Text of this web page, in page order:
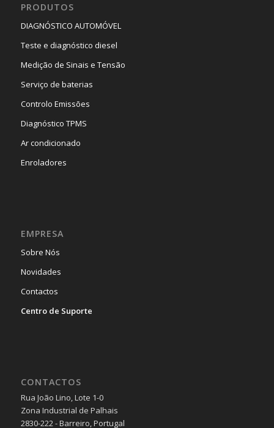
PRODUTOS
DIAGNÓSTICO AUTOMÓVEL
Teste e diagnóstico diesel
Medição de Sinais e Tensão
Serviço de baterias
Controlo Emissões
Diagnóstico TPMS
Ar condicionado
Enroladores
EMPRESA
Sobre Nós
Novidades
Contactos
Centro de Suporte
CONTACTOS
Rua João Lino, Lote 1-0
Zona Industrial de Palhais
2830-222 - Barreiro, Portugal